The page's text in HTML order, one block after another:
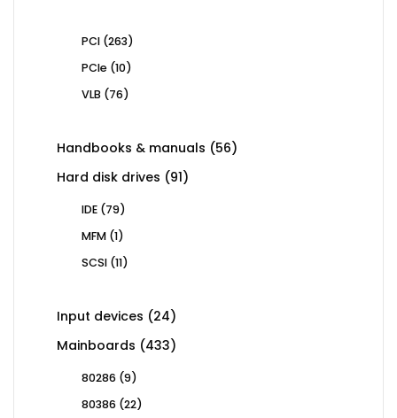
PCI 263263
PCIe 1010
VLB 7676
Handbooks & manuals 5656
Hard disk drives 9191
IDE 7979
MFM 11
SCSI 1111
Input devices 2424
Mainboards 433433
80286 99
80386 2222